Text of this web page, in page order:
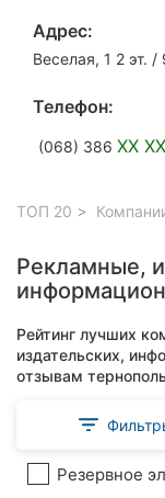
Адрес:
Веселая, 1 2 эт. /
Телефон:
(068) 386 XX XX
ТОП 20
Рекламные,
Рейтинг лучших
издательских,
отзывам
Резервное